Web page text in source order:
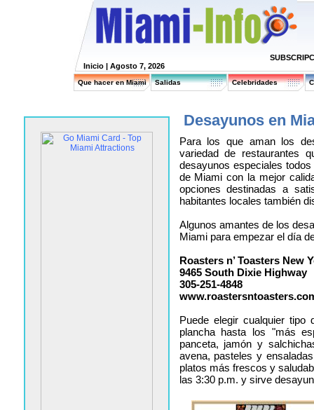
Inicio | Agosto 7, 2026
Que hacer en Miami Salidas Celebridades
Desayunos en
Para los que aman los
variedad de restaurantes
desayunos especiales
de Miami con la mejor
opciones destinadas a
habitantes locales también
Algunos amantes de los
Miami para empezar el día
Roasters n’ Toasters New
9465 South Dixie Highway
305-251-4848
Puede elegir cualquier
plancha hasta los "más
panceta, jamón y
avena, pasteles y
platos más frescos y
las 3:30 p.m. y sirve